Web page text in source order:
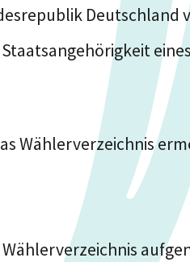
Deutschland
Wählerverzeichnis